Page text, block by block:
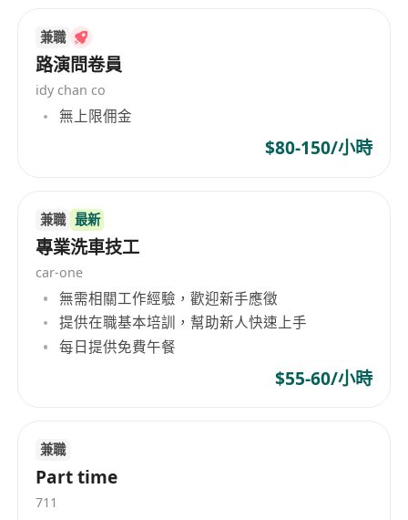
兼職
路演問卷員
idy chan co
無上限佣金
$80-150/小時
兼職 最新
專業洗車技工
car-one
無需相關工作經驗，歡迎新手應徵
提供在職基本培訓，幫助新人快速上手
每日提供免費午餐
$55-60/小時
兼職
Part time
711